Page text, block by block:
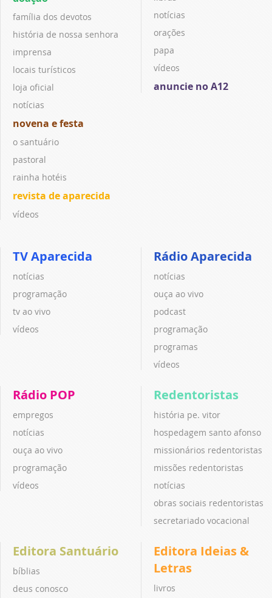
família dos devotos
história de nossa senhora
imprensa
locais turísticos
loja oficial
notícias
novena e festa
o santuário
pastoral
rainha hotéis
revista de aparecida
vídeos
notícias
orações
papa
vídeos
anuncie no A12
TV Aparecida
notícias
programação
tv ao vivo
vídeos
Rádio Aparecida
notícias
ouça ao vivo
podcast
programação
programas
vídeos
Rádio POP
empregos
notícias
ouça ao vivo
programação
vídeos
Redentoristas
história pe. vitor
hospedagem santo afonso
missionários redentoristas
missões redentoristas
notícias
obras sociais redentoristas
secretariado vocacional
Editora Santuário
bíblias
deus conosco
Editora Ideias &
Letras
livros